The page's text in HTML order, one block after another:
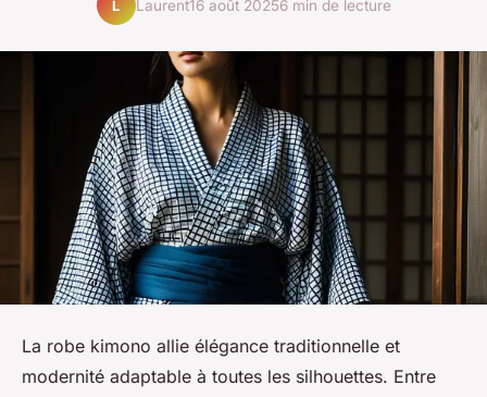
L Laurent16 août 20256 min de lecture
La robe kimono allie élégance traditionnelle et
modernité adaptable à toutes les silhouettes. Entre